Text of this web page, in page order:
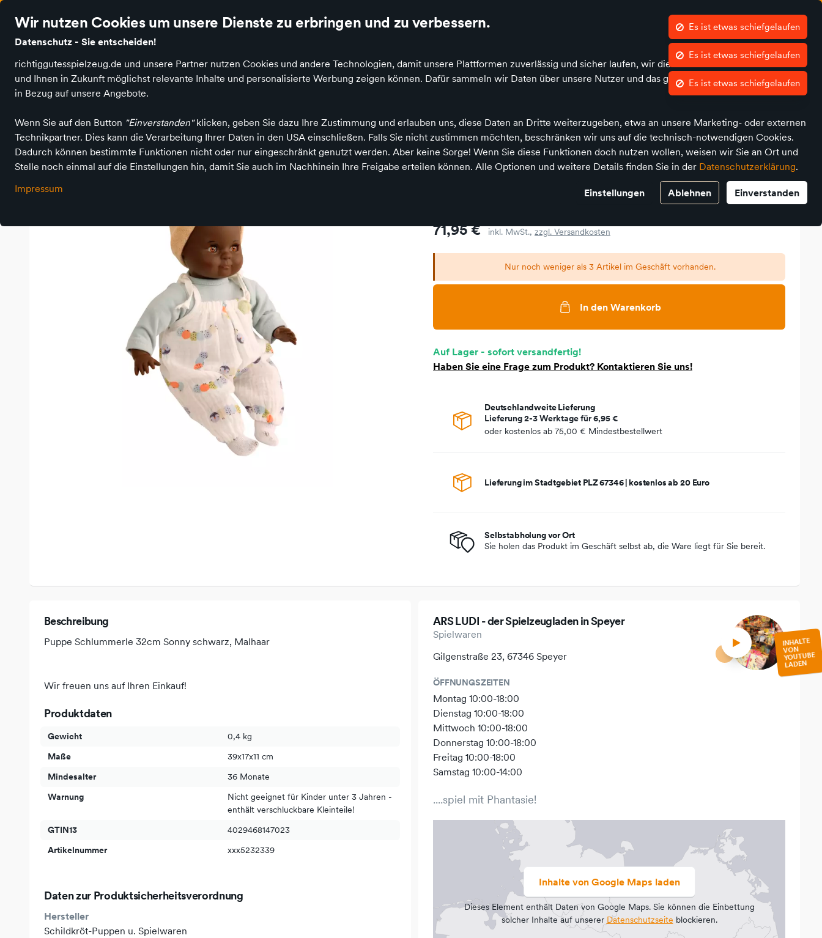
Wir nutzen Cookies um unsere Dienste zu erbringen und zu verbessern.
Datenschutz - Sie entscheiden!
richtiggutesspielzeug.de und unsere Partner nutzen Cookies und andere Technologien, damit unsere Plattformen zuverlässig und sicher laufen, wir die Performance nachvollziehen
und Ihnen in Zukunft möglichst relevante Inhalte und personalisierte Werbung zeigen können. Dafür sammeln wir Daten über unsere Nutzer und das geräteübergreifende Verhalten
in Bezug auf unsere Angebote.
Wenn Sie auf den Button "Einverstanden"klicken, geben Sie dazu Ihre Zustimmung und erlauben uns, diese Daten an Dritte weiterzugeben, etwa an unsere Marketing- oder externen
Technikpartner. Dies kann die Verarbeitung Ihrer Daten in den USA einschließen. Falls Sie nicht zustimmen möchten, beschränken wir uns auf die technisch-notwendigen Cookies.
Dadurch können bestimmte Funktionen nicht oder nur eingeschränkt genutzt werden. Aber keine Sorge! Wenn Sie diese Funktionen doch nutzen wollen, weisen wir Sie an Ort und
Stelle noch einmal auf die Einstellungen hin, damit Sie auch im Nachhinein Ihre Freigabe erteilen können. Alle Optionen und weitere Details finden Sie in der Datenschutzerklärung.
Impressum
Einstellungen Ablehnen Einverstanden
Mein Konto Wunschliste Warenkorb
Produktkategorien Spielen und Basteln Spiele und Puzzle Bücher und Medien Baby und Kleinkind Einrichten und Dekorieren Outdoor MARKEN
Schildkröt Puppen
Puppe Schlummerle 32cm Sonny
schwarz, Malhaar
Preis
71,95 € inkl. MwSt., zzgl. Versandkosten
Nur noch weniger als 3 Artikel im Geschäft vorhanden.
In den Warenkorb
Auf Lager - sofort versandfertig!
Haben Sie eine Frage zum Produkt? Kontaktieren Sie uns!
Deutschlandweite Lieferung
Lieferung 2-3 Werktage für6,95 €
oder kostenlos ab 75,00 € Mindestbestellwert
Lieferung im Stadtgebiet PLZ 67346 | kostenlos ab 20 Euro
Selbstabholung vor Ort
Sie holen das Produkt im Geschäft selbst ab, die Ware liegt für Sie bereit.
Beschreibung
Puppe Schlummerle 32cm Sonny schwarz, Malhaar
Wir freuen uns auf Ihren Einkauf!
Produktdaten
Gewicht
0,4 kg
Maße
39x17x11 cm
Mindesalter
36 Monate
Warnung
Nicht geeignet für Kinder unter 3 Jahren -
enthält verschluckbare Kleinteile!
GTIN13
4029468147023
Artikelnummer
xxx5232339
Daten zur Produktsicherheitsverordnung
Hersteller
Schildkröt-Puppen u. Spielwaren
INHALTE
VON
YOUTUBE
LADEN
ARS LUDI - der Spielzeugladen in Speyer
Spielwaren
Gilgenstraße 23, 67346 Speyer
ÖFFNUNGSZEITEN
Montag 10:00-18:00
Dienstag 10:00-18:00
Mittwoch 10:00-18:00
Donnerstag 10:00-18:00
Freitag 10:00-18:00
Samstag 10:00-14:00
....spiel mit Phantasie!
Inhalte von Google Maps laden
Dieses Element enthält Daten von Google Maps. Sie können die Einbettung
solcher Inhalte auf unserer Datenschutzseite blockieren.
Es ist etwas schiefgelaufen
Es ist etwas schiefgelaufen
Es ist etwas schiefgelaufen